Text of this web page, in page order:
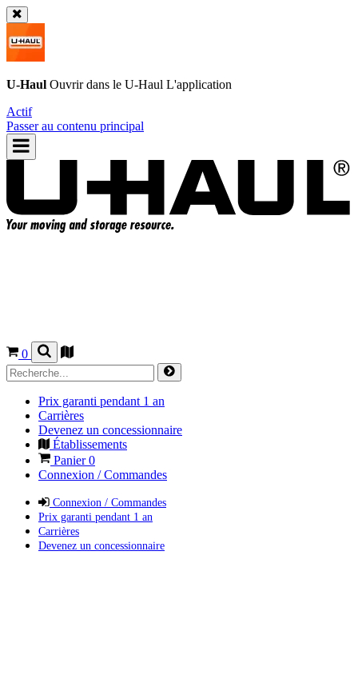
U-Haul Ouvrir dans le U-Haul L'application
Actif
Passer au contenu principal
0
Prix garanti pendant 1 an
Carrières
Devenez un concessionnaire
Établissements
Panier0
Connexion / Commandes
Connexion / Commandes
Prix garanti pendant 1 an
Carrières
Devenez un concessionnaire